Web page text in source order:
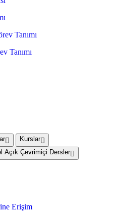
Tanımı
Tanımı
Kurslar
Açık Çevrimiçi Dersler
Erişim